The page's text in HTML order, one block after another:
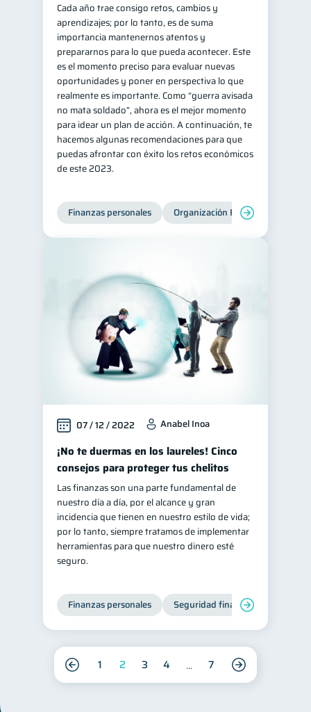
Cada año trae consigo retos, cambios y
aprendizajes; por lo tanto, es de suma
importancia mantenernos atentos y
prepararnos para lo que pueda acontecer. Este
es el momento preciso para evaluar nuevas
oportunidades y poner en perspectiva lo que
realmente es importante. Como “guerra avisada
no mata soldado”, ahora es el mejor momento
para idear un plan de acción. A continuación, te
hacemos algunas recomendaciones para que
puedas afrontar con éxito los retos económicos
de este 2023.
Finanzas personales Organización Financiera
07 / 12 / 2022 Anabel Inoa
¡No te duermas en los laureles! Cinco
consejos para proteger tus chelitos
Las finanzas son una parte fundamental de
nuestro día a día, por el alcance y gran
incidencia que tienen en nuestro estilo de vida;
por lo tanto, siempre tratamos de implementar
herramientas para que nuestro dinero esté
seguro.
Finanzas personales Seguridad financiera
1 2 3 4 7